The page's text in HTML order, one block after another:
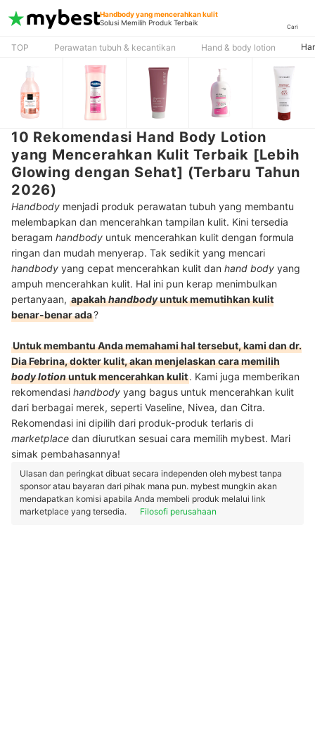
Handbody yang mencerahkan kulit
Solusi Memilih Produk Terbaik
Cari
TOP Perawatan tubuh & kecantikan Hand & body lotion
10 Rekomendasi Hand Body Lotion
yang Mencerahkan Kulit Terbaik [Lebih
Glowing dengan Sehat] (Terbaru Tahun
2026)
Handbody menjadi produk perawatan tubuh yang membantu
melembapkan dan mencerahkan tampilan kulit. Kini tersedia
beragam handbody untuk mencerahkan kulit dengan formula
ringan dan mudah menyerap. Tak sedikit yang mencari
handbody yang cepat mencerahkan kulit dan hand body yang
ampuh mencerahkan kulit. Hal ini pun kerap menimbulkan
pertanyaan, apakahhandbodyuntuk memutihkan kulit
benar-benar ada?
Untuk membantu Anda memahami hal tersebut, kami dan dr.
Dia Febrina, dokter kulit, akan menjelaskan cara memilih
body lotionuntuk mencerahkan kulit. Kami juga memberikan
rekomendasi handbody yang bagus untuk mencerahkan kulit
dari berbagai merek, seperti Vaseline, Nivea, dan Citra.
Rekomendasi ini dipilih dari produk-produk terlaris di
marketplace dan diurutkan sesuai cara memilih mybest. Mari
simak pembahasannya!
Ulasan dan peringkat dibuat secara independen oleh mybest tanpa
sponsor atau bayaran dari pihak mana pun. mybest mungkin akan
mendapatkan komisi apabila Anda membeli produk melalui link
marketplace yang tersedia.
Filosofi perusahaan